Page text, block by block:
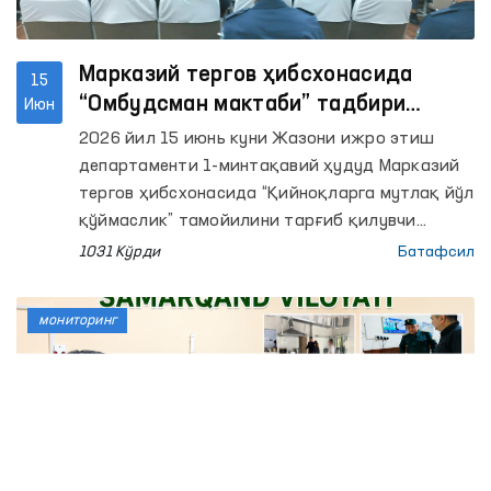
15
Июн
Марказий тергов ҳибсхонасида
“Омбудсман мактаби” тадбири
ўтказилди
2026 йил 15 июнь куни Жазони ижро этиш
департаменти 1-минтақавий ҳудуд Марказий
тергов ҳибсхонасида “Қийноқларга мутлақ йўл
қўймаслик” тамойилини тарғиб қилувчи
“Омбудсман мактаби” ўтказилди.
1031 Кўрди Батафсил
мониторинг